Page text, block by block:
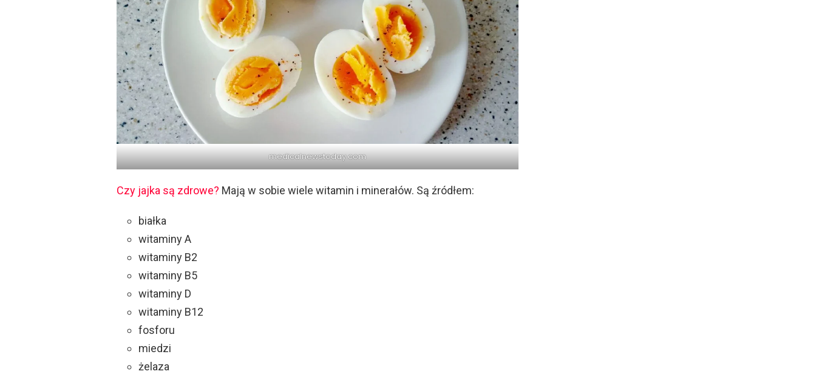
medicalnewstoday.com
Czy jajka są zdrowe? Mają w sobie wiele witamin i minerałów. Są źródłem:
białka
witaminy A
witaminy B2
witaminy B5
witaminy D
witaminy B12
fosforu
miedzi
żelaza